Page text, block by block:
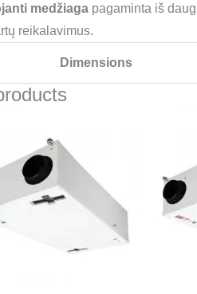
medžiagapagaminta iš
reikalavimus.
Dimensions